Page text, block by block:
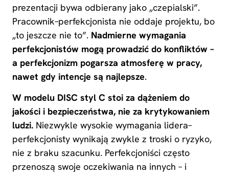
prezentacji bywa odbierany jako „czepialski”.
Pracownik–perfekcjonista nie oddaje projektu, bo
„to jeszcze nie to”. Nadmierne wymagania
perfekcjonistów mogą prowadzić do konfliktów –
a perfekcjonizm pogarsza atmosferę w pracy,
nawet gdy intencje są najlepsze.
W modelu DISC styl C stoi za dążeniem do
jakości i bezpieczeństwa, nie za krytykowaniem
ludzi. Niezwykle wysokie wymagania lidera–
perfekcjonisty wynikają zwykle z troski o ryzyko,
nie z braku szacunku. Perfekcjoniści często
przenoszą swoje oczekiwania na innych – i